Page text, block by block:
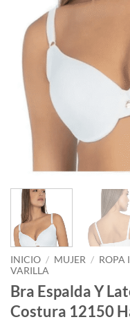
INICIO / MUJER / ROPA
VARILLA
Bra Espalda Y
Costura 12150